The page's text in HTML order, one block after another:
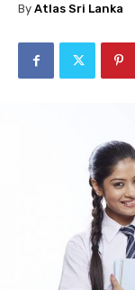
By Atlas Sri Lanka